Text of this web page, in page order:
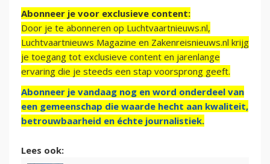
Abonneer je voor exclusieve content:
Door je te abonneren op Luchtvaartnieuws.nl,
Luchtvaartnieuws Magazine en Zakenreisnieuws.nl krijg
je toegang tot exclusieve content en jarenlange
ervaring die je steeds een stap voorsprong geeft.
Abonneer je vandaag nog en word onderdeel van
een gemeenschap die waarde hecht aan kwaliteit,
betrouwbaarheid en échte journalistiek.
Lees ook: